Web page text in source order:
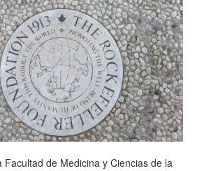
Facultad de Medicina y Ciencias de la